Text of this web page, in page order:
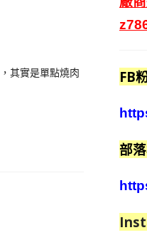
其實是單點燒肉
FB
部